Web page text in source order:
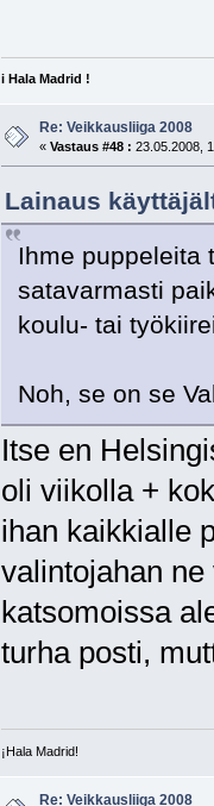
i Hala Madrid !
Re: Veikkausliiga 2008
« Vastaus #48 : 23.05.2008,
Lainaus
Ihme puppeleita
satavarmasti
koulu- tai
Noh, se on se
Itse en
oli viikolla +
ihan kaikkialle
valintojahan
katsomoissa
turha posti,
¡Hala Madrid!
Re: Veikkausliiga 2008